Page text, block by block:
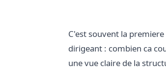
C'est souvent la
dirigeant : combien ca
une vue claire de la